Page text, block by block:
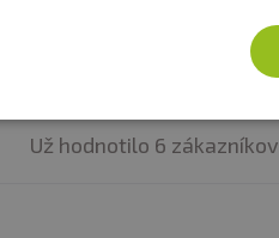
Už hodnotilo 6 zákazníkov